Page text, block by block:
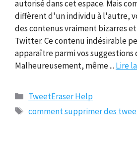
autorisé dans cet espace. Mais
diffèrent d'un individu à l'autre,
des contenus vraiment bizarres
Twitter. Ce contenu indésirable
apparaître parmi vos suggestions
Malheureusement, même ... Lire
Catégories
TweetEraser Help
Tags
comment supprimer des